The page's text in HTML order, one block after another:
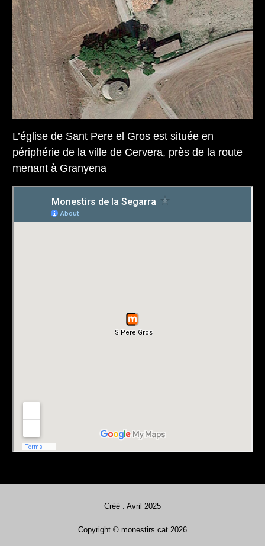
L’église de Sant Pere el Gros est située en
périphérie de la ville de Cervera, près de la route
menant à Granyena
Créé : Avril 2025